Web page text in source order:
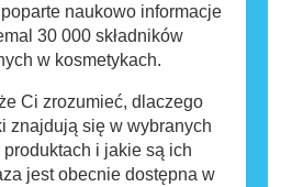
naukowo informacje
30 000 składników
w kosmetykach.
Ci zrozumieć, dlaczego
znajdują się w wybranych
i jakie są ich
jest obecnie dostępna w